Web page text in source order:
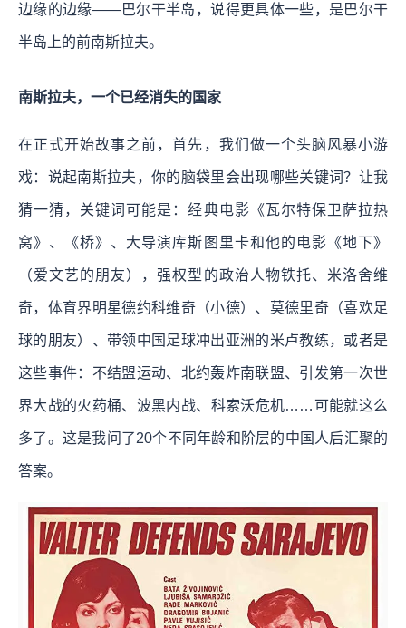
边缘的边缘——巴尔干半岛，说得更具体一些，是巴尔干
半岛上的前南斯拉夫。
南斯拉夫，一个已经消失的国家
在正式开始故事之前，首先，我们做一个头脑风暴小游
戏：说起南斯拉夫，你的脑袋里会出现哪些关键词？让我
猜一猜，关键词可能是：经典电影《瓦尔特保卫萨拉热
窝》、《桥》、大导演库斯图里卡和他的电影《地下》
（爱文艺的朋友），强权型的政治人物铁托、米洛舍维
奇，体育界明星德约科维奇（小德）、莫德里奇（喜欢足
球的朋友）、带领中国足球冲出亚洲的米卢教练，或者是
这些事件：不结盟运动、北约轰炸南联盟、引发第一次世
界大战的火药桶、波黑内战、科索沃危机……可能就这么
多了。这是我问了20个不同年龄和阶层的中国人后汇聚的
答案。